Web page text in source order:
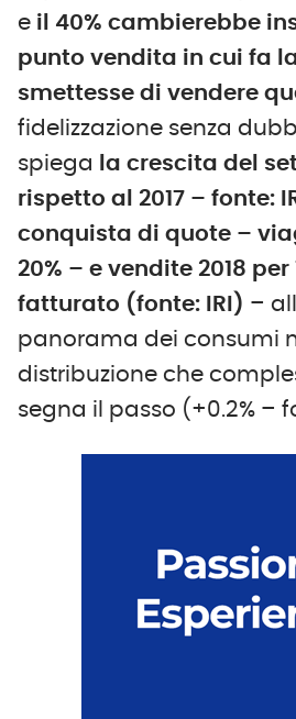
e il 40% cambierebbe
punto vendita in cui fa
smettesse di vendere
fidelizzazione senza
spiega
la crescita del
rispetto al 2017 – fonte:
conquista di quote –
20% – e vendite 2018
fatturato (fonte: IRI) –
panorama dei consumi
distribuzione che
segna il passo (+0.2% –